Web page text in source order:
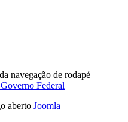
navegação de rodapé
aberto Joomla